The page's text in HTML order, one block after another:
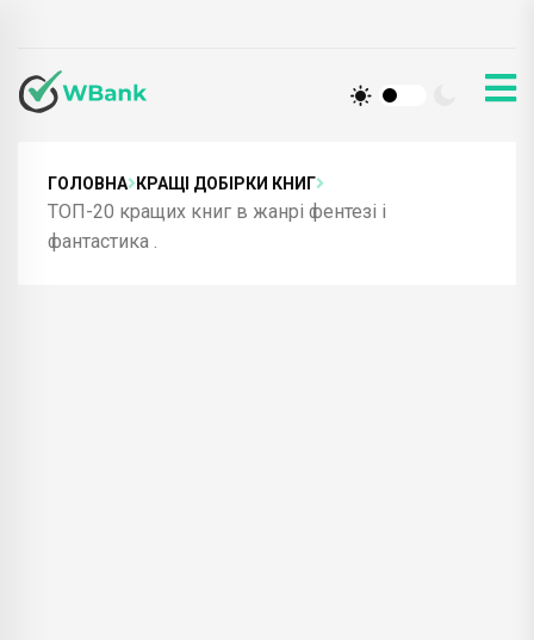
ГОЛОВНА КРАЩІ ДОБІРКИ КНИГ
ТОП-20 кращих книг в жанрі фентезі і
фантастика .